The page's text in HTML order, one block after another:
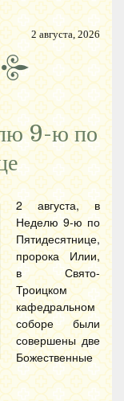
2 августа, 2026
9-ю по
2 августа, в
Неделю 9-ю по
Пятидесятнице,
пророка Илии,
в Свято-
Троицком
кафедральном
соборе были
совершены две
Божественные